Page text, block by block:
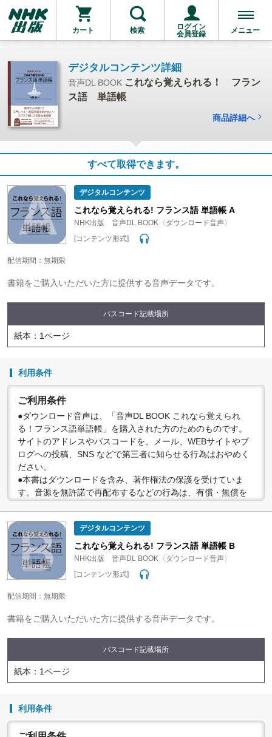
カート 検索
ログイン
会員登録
メニュー
デジタルコンテンツ詳細
音声DL BOOK これなら覚えられる！ フラン
ス語 単語帳
商品詳細へ
すべて取得できます。
デジタルコンテンツ
これなら覚えられる! フランス語 単語帳 A
NHK出版 音声DL BOOK〈ダウンロード音声〉
[コンテンツ形式]
配信期間：無期限
書籍をご購入いただいた方に提供する音声データです。
パスコード記載場所
紙本：1ページ
利用条件
ご利用条件
●ダウンロード音声は、「音声DL BOOK これなら覚えられ
る！フランス語単語帳」を購入された方のためのものです。
サイトのアドレスやパスコードを、メール、WEBサイトやブ
ログへの投稿、SNS などで第三者に知らせる行為はおやめく
ださい。
●本書はダウンロードを含み、著作権法の保護を受けていま
す。音源を無許諾で再配布するなどの行為は、有償・無償を
●配信の方法やコンテンツの中身については、事前の告知なく
変更する場合がありますので、あらかじめご了承ください。
デジタルコンテンツ
これなら覚えられる! フランス語 単語帳 B
NHK出版 音声DL BOOK〈ダウンロード音声〉
[コンテンツ形式]
配信期間：無期限
書籍をご購入いただいた方に提供する音声データです。
パスコード記載場所
紙本：1ページ
利用条件